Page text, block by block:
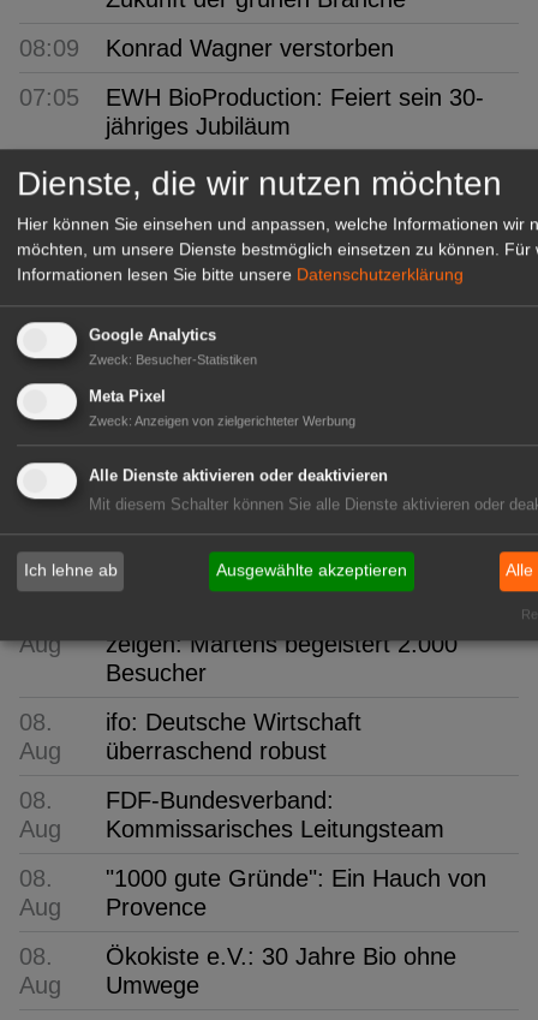
08:09
Konrad Wagner verstorben
07:05
EWH BioProduction: Feiert sein 30-
jähriges Jubiläum
06:38
DWD: Starke Trockenheit im Sommer
2026
06:06
Studie: Die agrarökologische Leistung
kleinbäuerlicher Betriebe
05:39
HDE: Lehnt Digital Fairness Act ab
05:07
Ausbildung von Fachkräften
08.
Aug
7. September
08.
Aug
AIPH: Gibt Referentenprogramm für
Kongress bekannt
Aug
zeigen: Martens begeistert 2.000
Besucher
08.
Aug
ifo: Deutsche Wirtschaft
überraschend robust
08.
Aug
FDF-Bundesverband:
Kommissarisches Leitungsteam
08.
Aug
"1000 gute Gründe": Ein Hauch von
Provence
08.
Aug
Ökokiste e.V.: 30 Jahre Bio ohne
Umwege
Dienste, die wir nutzen möchten
Hier können Sie einsehen und anpassen, welche Informationen wir
möchten, um unsere Dienste bestmöglich einsetzen zu können. Für
Informationen lesen Sie bitte unsere Datenschutzerklärung
Google Analytics
Zweck: Besucher-Statistiken
Meta Pixel
Zweck: Anzeigen von zielgerichteter Werbung
Alle Dienste aktivieren oder deaktivieren
Mit diesem Schalter können Sie alle Dienste aktivieren oder
Ich lehne ab Ausgewählte akzeptieren Alle